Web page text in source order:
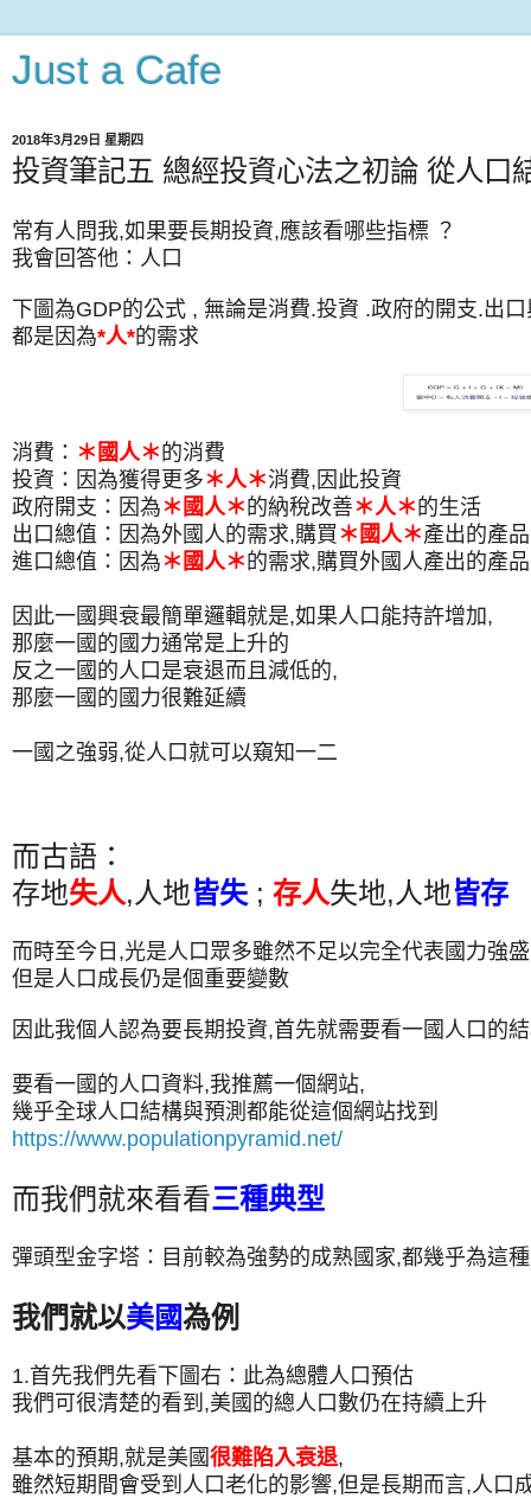
Just a Cafe
2018年3月29日 星期四
投資筆記五 總經投資心法之初論 從人口
常有人問我,如果要長期投資,應該看哪些指標 ？
我會回答他：人口
下圖為GDP的公式 , 無論是消費.投資 .政府的開支.出
都是因為*人*的需求
消費： ＊國人＊的消費
投資：因為獲得更多＊人＊消費,因此投資
政府開支：因為＊國人＊的納稅改善＊人＊的生活
出口總值：因為外國人的需求,購買 ＊國人＊產出的產品
進口總值：因為＊國人＊的需求,購買外國人產出的產品
因此一國興衰最簡單邏輯就是,如果人口能持許增加,
那麼一國的國力通常是上升的
反之一國的人口是衰退而且減低的,
那麼一國的國力很難延續
一國之強弱,從人口就可以窺知一二
而古語：
存地失人,人地皆失 ; 存人失地,人地皆存
而時至今日,光是人口眾多雖然不足以完全代表國力強盛
但是人口成長仍是個重要變數
因此我個人認為要長期投資,首先就需要看一國人口的
要看一國的人口資料,我推薦一個網站,
幾乎全球人口結構與預測都能從這個網站找到
https://www.populationpyramid.net/
而我們就來看看三種典型
彈頭型金字塔：目前較為強勢的成熟國家,都幾乎為這
我們就以美國為例
1.首先我們先看下圖右：此為總體人口預估
我們可很清楚的看到,美國的總人口數仍在持續上升
基本的預期,就是美國很難陷入衰退,
雖然短期間會受到人口老化的影響,但是長期而言,人